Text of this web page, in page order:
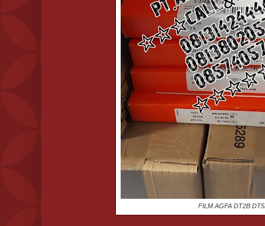
FILM AGFA DT2B